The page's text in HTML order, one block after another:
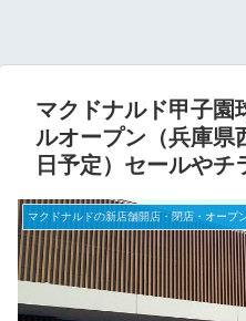
マクドナルド甲子園
ルオープン（兵庫県
日予定）セールやチ
マクドナルドの新店舗開店・閉店・オープ